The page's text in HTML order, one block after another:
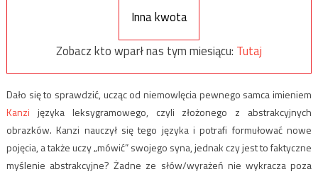
Inna kwota
Zobacz kto wparł nas tym miesiącu: Tutaj
Dało się to sprawdzić, ucząc od niemowlęcia pewnego samca imieniem
Kanzi języka leksygramowego, czyli złożonego z abstrakcyjnych
obrazków. Kanzi nauczył się tego języka i potrafi formułować nowe
pojęcia, a także uczy „mówić” swojego syna, jednak czy jest to faktyczne
myślenie abstrakcyjne? Żadne ze słów/wyrażeń nie wykracza poza